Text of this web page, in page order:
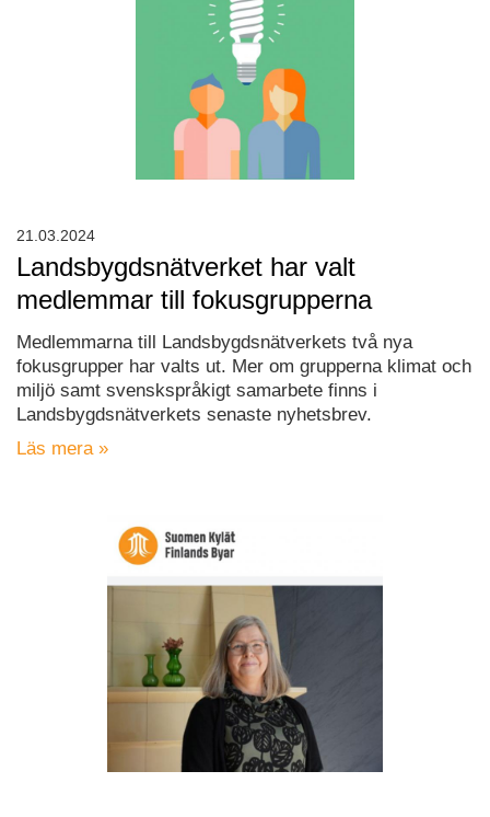
Landsbygdsnätverket har valt
medlemmar till fokusgrupperna
Medlemmarna till Landsbygdsnätverkets två nya
fokusgrupper har valts ut. Mer om grupperna klimat och
miljö samt svenskspråkigt samarbete finns i
Landsbygdsnätverkets senaste nyhetsbrev.
Läs mera »
21.03.2024